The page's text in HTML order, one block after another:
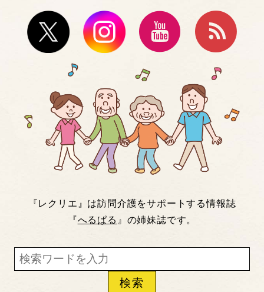
『レクリエ』は訪問介護をサポートする情報誌
『へるぱる 』の姉妹誌です。